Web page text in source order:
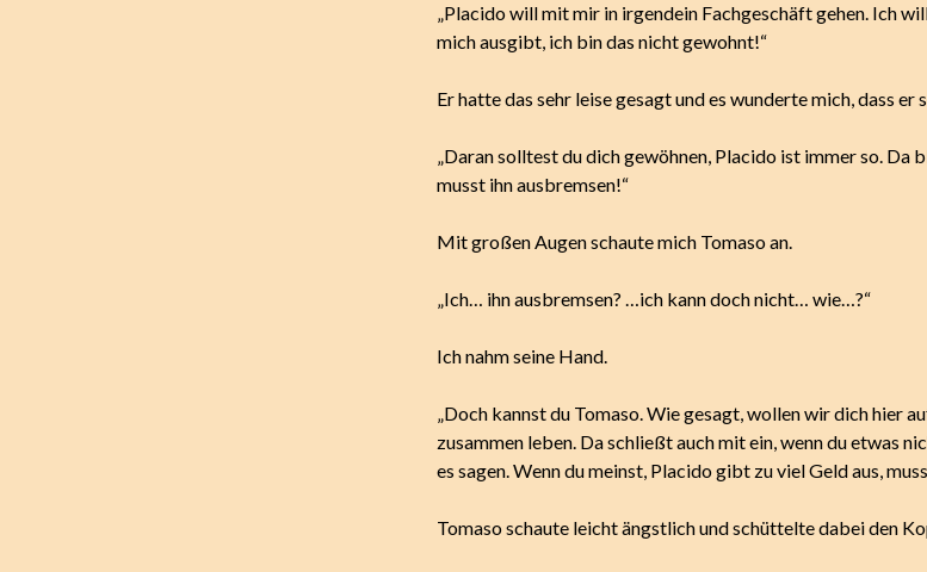
„Placido will mit mir in irgendein Fachgeschäft gehen. Ich
mich ausgibt, ich bin das nicht gewohnt!“
Er hatte das sehr leise gesagt und es wunderte mich, dass er
„Daran solltest du dich gewöhnen, Placido ist immer so. Da
musst ihn ausbremsen!“
Mit großen Augen schaute mich Tomaso an.
„Ich… ihn ausbremsen? …ich kann doch nicht… wie…?“
Ich nahm seine Hand.
„Doch kannst du Tomaso. Wie gesagt, wollen wir dich hier
zusammen leben. Da schließt auch mit ein, wenn du etwas
es sagen. Wenn du meinst, Placido gibt zu viel Geld aus,
Tomaso schaute leicht ängstlich und schüttelte dabei den